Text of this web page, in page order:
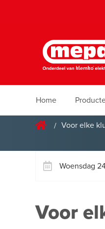
Home
Voor elke
Woensdag
Voor